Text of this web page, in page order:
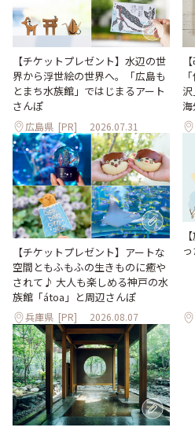
【チケットプレゼント】水辺の世
界から浮世絵の世界へ。「広島も
とまち水族館」ではじまるアート
さんぽ
広島県 [PR] 2026.07.31
【チケットプレゼント】アートな
空間ともふもふの生きものに癒や
されて♪ 大人も楽しめる神戸の水
族館「átoa」と周辺さんぽ
兵庫県 [PR] 2026.08.07